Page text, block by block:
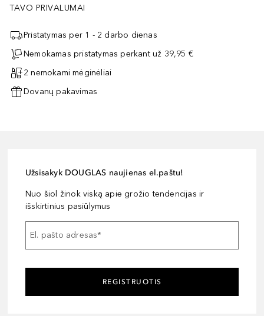
TAVO PRIVALUMAI
Pristatymas per 1 - 2 darbo dienas
Nemokamas pristatymas perkant už 39,95 €
2 nemokami mėginėliai
Dovanų pakavimas
Užsisakyk DOUGLAS naujienas el.paštu!
Nuo šiol žinok viską apie grožio tendencijas ir
išskirtinius pasiūlymus
El. pašto adresas*
REGISTRUOTIS